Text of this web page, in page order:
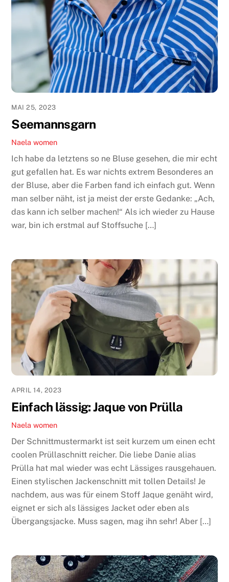
MAI 25, 2023
Seemannsgarn
Naela women
Ich habe da letztens so ne Bluse gesehen, die mir echt
gut gefallen hat. Es war nichts extrem Besonderes an
der Bluse, aber die Farben fand ich einfach gut. Wenn
man selber näht, ist ja meist der erste Gedanke: „Ach,
das kann ich selber machen!“ Als ich wieder zu Hause
war, bin ich erstmal auf Stoffsuche […]
APRIL 14, 2023
Einfach lässig: Jaque von Prülla
Naela women
Der Schnittmustermarkt ist seit kurzem um einen echt
coolen Prüllaschnitt reicher. Die liebe Danie alias
Prülla hat mal wieder was echt Lässiges rausgehauen.
Einen stylischen Jackenschnitt mit tollen Details! Je
nachdem, aus was für einem Stoff Jaque genäht wird,
eignet er sich als lässiges Jacket oder eben als
Übergangsjacke. Muss sagen, mag ihn sehr! Aber […]